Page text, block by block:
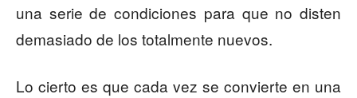
una serie de condiciones para que no disten
demasiado de los totalmente nuevos.
Lo cierto es que cada vez se convierte en una